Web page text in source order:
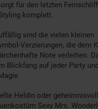
für den letzten
komplett.
sind die vielen kleinen
Verzierungen, die dem
Note verleihen.
Blickfang auf jeder Party
Heldin oder
Sexy Mrs.